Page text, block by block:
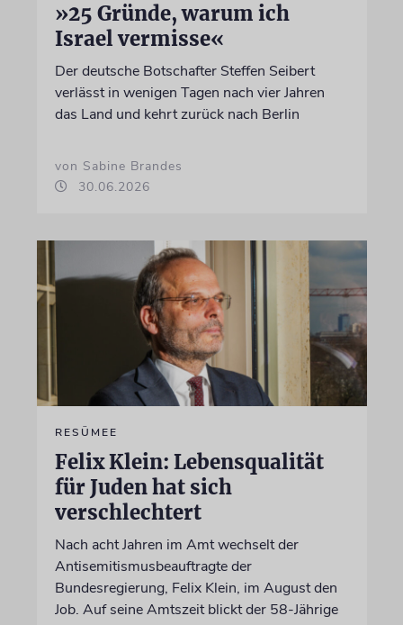
»25 Gründe, warum ich
Israel vermisse«
Der deutsche Botschafter Steffen Seibert
verlässt in wenigen Tagen nach vier Jahren
das Land und kehrt zurück nach Berlin
von Sabine Brandes
30.06.2026
RESÜMEE
Felix Klein: Lebensqualität
für Juden hat sich
verschlechtert
Nach acht Jahren im Amt wechselt der
Antisemitismusbeauftragte der
Bundesregierung, Felix Klein, im August den
Job. Auf seine Amtszeit blickt der 58-Jährige